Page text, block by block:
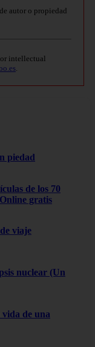
autor o propiedad
intellectual
piedad
de los 70
gratis
viaje
nuclear (Un
de una